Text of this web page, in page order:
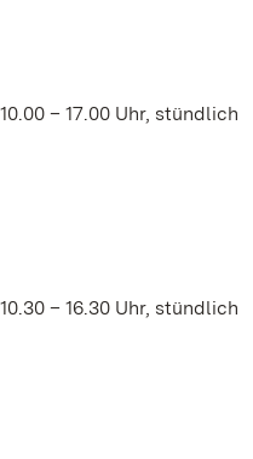
– 17.00 Uhr, stündlich
– 16.30 Uhr, stündlich